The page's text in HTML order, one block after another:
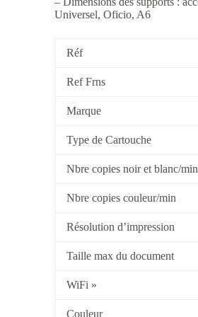
Universel, Oficio, A6
Réf
Ref Frns
Marque
Type de Cartouche
Nbre copies noir et blanc/min
Nbre copies couleur/min
Résolution d’impression
Taille max du document
WiFi »
Couleur